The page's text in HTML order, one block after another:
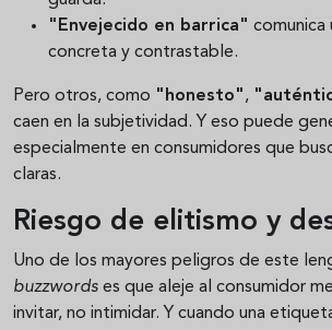
"Envejecido en barrica" comunica
concreta y contrastable.
Pero otros, como "honesto",
caen en la subjetividad. Y eso puede
especialmente en consumidores que
claras.
Riesgo de elitismo y
Uno de los mayores peligros de este
buzzwords es que aleje al consumidor
invitar, no intimidar. Y cuando una